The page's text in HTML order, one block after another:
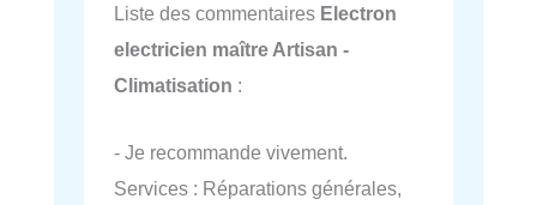
Liste des commentaires Electron
electricien maître Artisan -
Climatisation :
- Je recommande vivement.
Services : Réparations générales,